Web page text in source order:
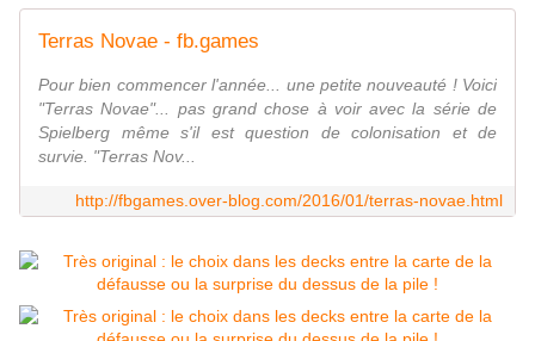
Terras Novae - fb.games
Pour bien commencer l'année... une petite nouveauté ! Voici
"Terras Novae"... pas grand chose à voir avec la série de
Spielberg même s'il est question de colonisation et de
survie. "Terras Nov...
http://fbgames.over-blog.com/2016/01/terras-novae.html